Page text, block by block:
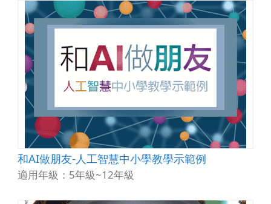
和AI做朋友-人工智慧中小學教學示範例
適用年級：5年級~12年級